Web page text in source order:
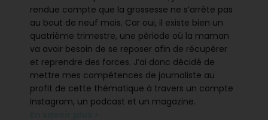
rendue compte que la grossesse ne s’arrête pas
au bout de neuf mois. Car oui, il existe bien un
quatrième trimestre, une période où la maman
va avoir besoin de se reposer afin de récupérer
et reprendre des forces. J’ai donc décidé de
mettre mes compétences de journaliste au
profit de cette thématique à travers un compte
Instagram, un podcast et un magazine.